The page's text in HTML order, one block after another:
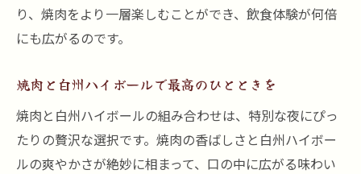
り、焼肉をより一層楽しむことができ、飲食体験が何倍
にも広がるのです。
焼肉と白州ハイボールで最高のひとときを
焼肉と白州ハイボールの組み合わせは、特別な夜にぴっ
たりの贅沢な選択です。焼肉の香ばしさと白州ハイボー
ルの爽やかさが絶妙に相まって、口の中に広がる味わい